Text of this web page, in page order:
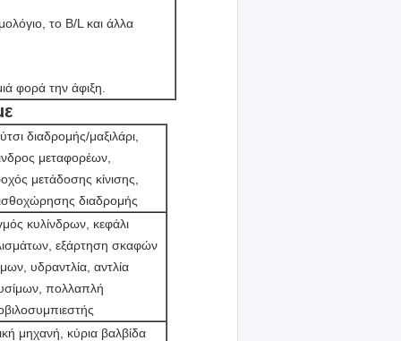
το B/L και άλλα
φορά την άφιξη.
διαδρομής/μαξιλάρι,
μεταφορέων,
μετάδοσης κίνισης,
διαδρομής
κυλίνδρων, κεφάλι
εξάρτηση σκαφών
υδραντλία, αντλία
πολλαπλή
μηχανή, κύρια βαλβίδα